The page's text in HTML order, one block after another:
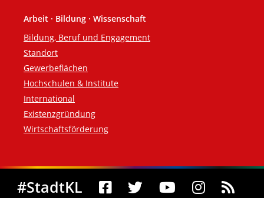
Arbeit · Bildung · Wissenschaft
Bildung, Beruf und Engagement
Standort
Gewerbeflächen
Hochschulen & Institute
International
Existenzgründung
Wirtschaftsförderung
Social Media
#StadtKL